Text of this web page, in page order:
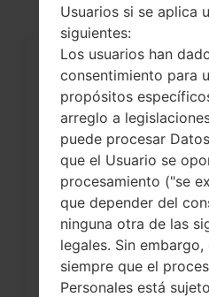
¿Cómo
a través del menú...
Usuarios si se aplica
siguientes:
Los usuarios han
consentimiento para
propósitos
arreglo a
puede procesar
que el Usuario se
procesamiento ("se
que depender del
ninguna otra de las
legales. Sin
siempre que el
Personales está